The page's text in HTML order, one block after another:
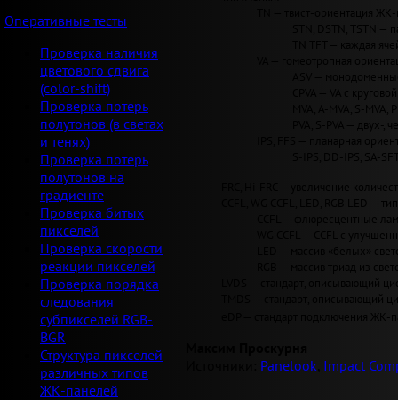
Оперативные тесты
Проверка наличия
цветового сдвига
(color-shift)
Проверка потерь
полутонов (в светах
и тенях)
Проверка потерь
полутонов на
градиенте
Проверка битых
пикселей
Проверка скорости
реакции пикселей
Проверка порядка
следования
субпикселей RGB-
BGR
Структура пикселей
различных типов
ЖК-панелей
TN — твист-ориентация
STN, DSTN, TSTN
TN TFT — каждая
VA — гомеотропная
ASV —
CPVA — VA с
MVA, A-MVA, S-
PVA, S-PVA — двух-
IPS, FFS — планарная
S-IPS, DD-IPS, SA-
FRC, Hi-FRC — увеличение
CCFL, WG CCFL, LED, RGB LED
CCFL — флюресцентные
WG CCFL — CCFL с
LED — массив «белых»
RGB — массив триад из
LVDS — стандарт, описывающий
TMDS — стандарт, описывающий
eDP — стандарт подключения
Panelook Impact